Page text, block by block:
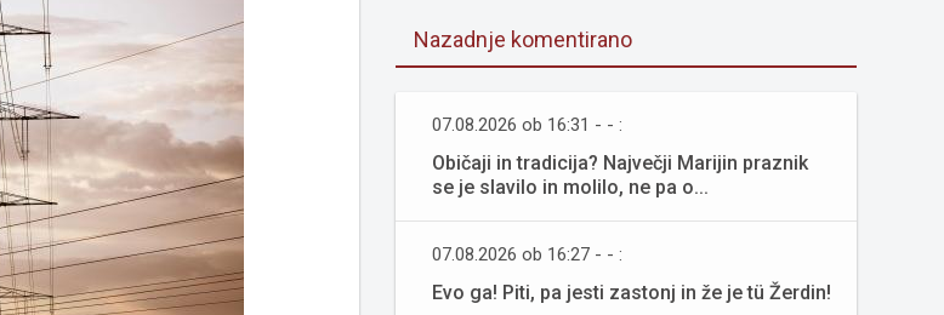
Nazadnje komentirano
07.08.2026 ob 16:31 - - :
Običaji in tradicija? Največji Marijin praznik
se je slavilo in molilo, ne pa o...
07.08.2026 ob 16:27 - - :
Evo ga! Piti, pa jesti zastonj in že je tü Žerdin!